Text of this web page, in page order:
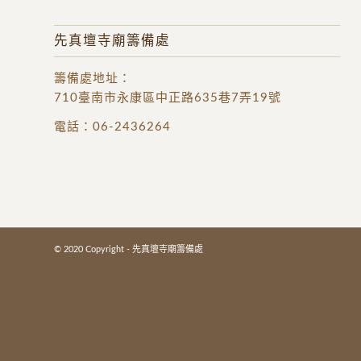
先真壇寺廟籌備處
籌備處地址 ：
710臺南市永康區中正路635巷7弄19號
電話： 06-2436264
© 2020 Copyright - 先真壇寺廟籌備處